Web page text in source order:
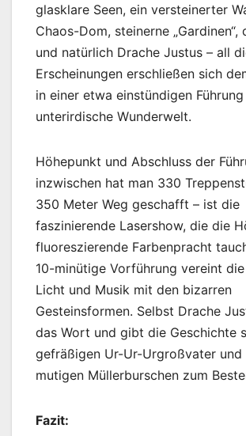
glasklare Seen, ein versteinerter
Chaos-Dom, steinerne „Gardinen“,
und natürlich Drache Justus – all
Erscheinungen erschließen sich
in einer etwa einstündigen
unterirdische Wunderwelt.
Höhepunkt und Abschluss der
inzwischen hat man 330
350 Meter Weg geschafft – ist die
faszinierende Lasershow, die die
fluoreszierende Farbenpracht
10-minütige Vorführung vereint
Licht und Musik mit den bizarren
Gesteinsformen. Selbst Drache
das Wort und gibt die Geschichte
gefräßigen Ur-Ur-Urgroßvater und
mutigen Müllerburschen zum
Fazit: